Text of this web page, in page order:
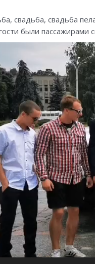
свадьба, свадьба
были